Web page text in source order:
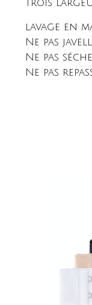
Trois
lavage en
Ne pas
Ne pas
Ne pas